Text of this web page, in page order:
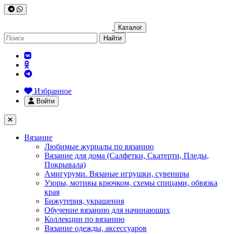
Каталог
Найти
Избранное
Войти
Вязание
Любимые журналы по вязанию
Вязание для дома (Салфетки, Скатерти, Пледы,
Покрывала)
Амигуруми. Вязаные игрушки, сувениры
Узоры, мотивы крючком, схемы спицами, обвязка
края
Бижутерия, украшения
Обучение вязанию для начинающих
Коллекции по вязанию
Вязание одежды, аксессуаров